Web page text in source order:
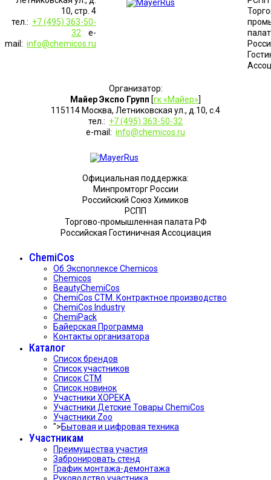
10, стр. 4
тел.: +7 (495) 363-50-
32 e-
mail: info@chemicos.ru
Организатор:
Майер Экспо Групп [гк «Майер»]
115114 Москва, Летниковская ул., д.10, с.4
тел.: +7 (495) 363-50-32
e-mail: info@chemicos.ru
Официальная поддержка:
Минпромторг России
Российский Союз Химиков
РСПП
Торгово-промышленная палата РФ
Российская Гостиничная Ассоциация
ChemiCos
Об Экспоплексе Chemicos
Chemicos
BeautyChemiCos
ChemiCos СТМ. Контрактное производство
ChemiCos Industry
ChemiPack
Байерская Программа
Контакты организатора
Каталог
Список брендов
Список участников
Список СТМ
Список новинок
Участники ХОРЕКА
Участники Детские Товары ChemiCos
Участники Zoo
">Бытовая и цифровая техника
Участникам
Преимущества участия
Забронировать стенд
График монтажа-демонтажа
Руководство участника